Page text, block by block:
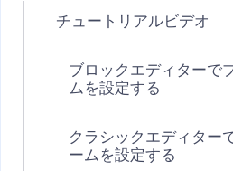
チュートリアルビデオ
ブロックエディターで
ムを設定する
クラシックエディター
ームを設定する